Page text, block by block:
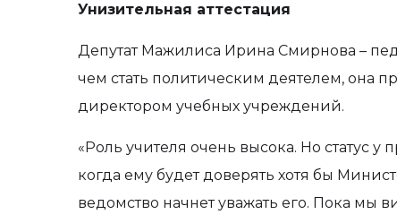
Унизительная аттестация
Депутат Мажилиса Ирина Смирнова –
чем стать политическим деятелем, она
директором учебных учреждений.
«Роль учителя очень высока. Но статус у
когда ему будет доверять хотя бы
ведомство начнет уважать его. Пока мы